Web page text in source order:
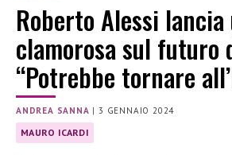
Roberto Alessi
clamorosa sul futuro
“Potrebbe tornare
ANDREA SANNA |3 GENNAIO 2024
MAURO ICARDI